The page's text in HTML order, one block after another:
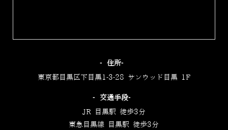
‐住所‐
東京都目黒区下目黒1-3-28 サンウッド目黒 1F
‐交通手段‐
JR 目黒駅 徒歩3分
東急目黒線 目黒駅 徒歩3分